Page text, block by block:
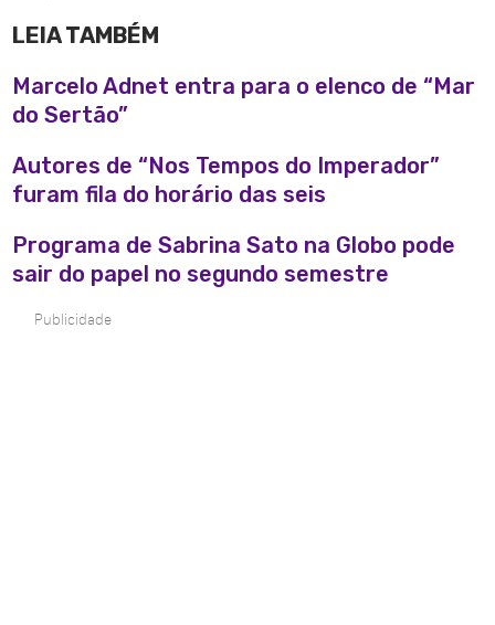
LEIA TAMBÉM
Marcelo Adnet entra para o elenco de “Mar
do Sertão”
Autores de “Nos Tempos do Imperador”
furam fila do horário das seis
Programa de Sabrina Sato na Globo pode
sair do papel no segundo semestre
Publicidade